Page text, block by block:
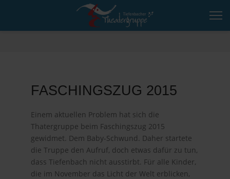
FASCHINGSZUG 2015
Einem aktuellen Problem hat sich die
Thatergruppe beim Faschingszug 2015
gewidmet. Dem Baby-Schwund. Daher startete
die Truppe den Aufruf, doch etwas dafür zu tun,
dass Tiefenbach nicht ausstirbt. Für alle Kinder,
die im November das Licht der Welt erblicken,